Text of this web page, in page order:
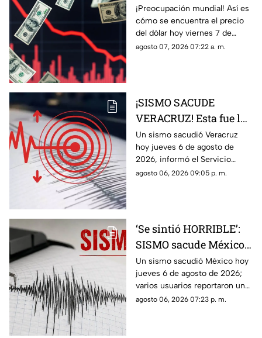
precio del dólar hoy 7
de agosto 2026 en
Veracruz
¡Preocupación mundial! Así es
cómo se encuentra el precio
del dólar hoy viernes 7 de
agosto del 2026 en bancos de
agosto 07, 2026 07:22 a. m.
¡SISMO SACUDE
VERACRUZ! Esta fue la
magnitud de la
sacudida hoy 6 de
agosto de 2026
Un sismo sacudió Veracruz
hoy jueves 6 de agosto de
2026, informó el Servicio
Sismológico Nacional.
agosto 06, 2026 09:05 p. m.
‘Se sintió HORRIBLE’:
SISMO sacude México
hoy 6 de agosto de 2026
¿Cuál fue la magnitud?
Un sismo sacudió México hoy
jueves 6 de agosto de 2026;
varios usuarios reportaron una
percepción fuerte y “horrible”.
agosto 06, 2026 07:23 p. m.